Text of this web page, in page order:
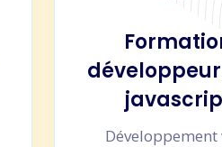
Développement